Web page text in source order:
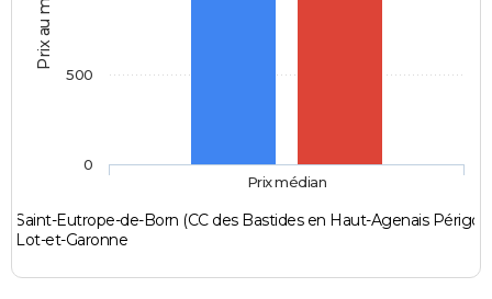
Prix au m2
Saint-Eutrope-de-Born (CC des Bastides en Haut-Agenais
Lot-et-Garonne
Prix médian
0
500